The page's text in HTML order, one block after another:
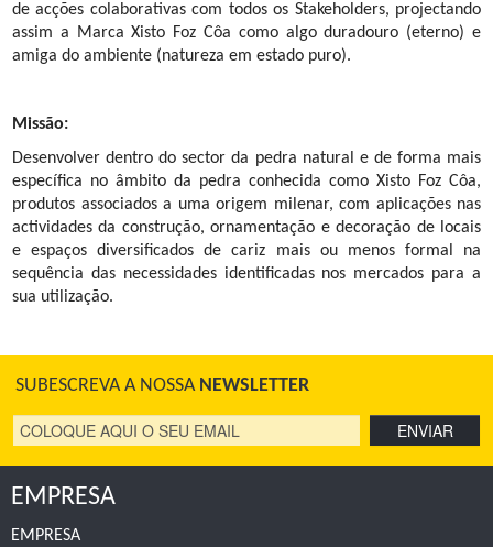
de acções colaborativas com todos os Stakeholders, projectando
assim a Marca Xisto Foz Côa como algo duradouro (eterno) e
amiga do ambiente (natureza em estado puro).
Missão:
Desenvolver dentro do sector da pedra natural e de forma mais
específica no âmbito da pedra conhecida como Xisto Foz Côa,
produtos associados a uma origem milenar, com aplicações nas
actividades da construção, ornamentação e decoração de locais
e espaços diversificados de cariz mais ou menos formal na
sequência das necessidades identificadas nos mercados para a
sua utilização.
SUBESCREVA A NOSSA NEWSLETTER
EMPRESA
EMPRESA